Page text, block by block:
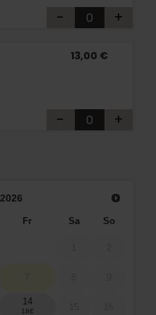
- +
13,00 €
- +
2026
Fr Sa So
14